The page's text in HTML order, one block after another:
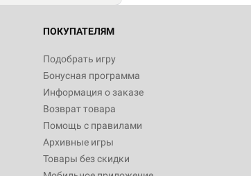
ПОКУПАТЕЛЯМ
Подобрать игру
Бонусная программа
Информация о заказе
Возврат товара
Помощь с правилами
Архивные игры
Товары без скидки